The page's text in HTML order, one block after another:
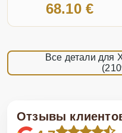
68.10 €
Все детали для
Отзывы